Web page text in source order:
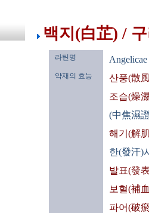
백지(白芷) /
라틴명
약재의 효능
산풍(散
조습(燥
(中焦濕
해기(解
한(發汗)
발표(發
보혈(補
파어(破